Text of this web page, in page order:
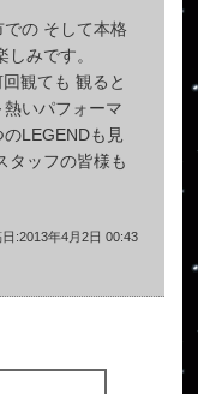
の そして本格
みです。
観ても 観ると
いパフォーマ
LEGENDも見
タッフの皆様も
:2013年4月2日 00:43